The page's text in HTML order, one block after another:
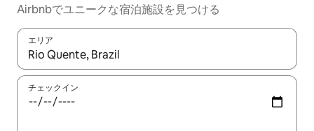
Airbnbでユニークな宿泊施設を見つける
エリア
検索結果が表示されたら、上下の矢印キーを使って移動するか
チェックイン